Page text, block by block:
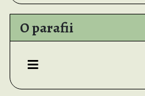
O parafii